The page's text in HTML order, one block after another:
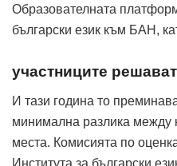
Образователната
български език към БАН,
участниците
И тази година то
минимална разлика между
места. Комисията по
Института за български